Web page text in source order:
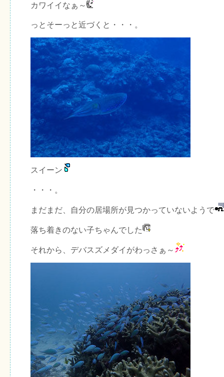
カワイイなぁ～
っとそーっと近づくと・・・。
スイーン
・・・。
まだまだ、自分の居場所が見つかっていないようで
落ち着きのない子ちゃんでした
それから、デバスズメダイがわっさぁ～